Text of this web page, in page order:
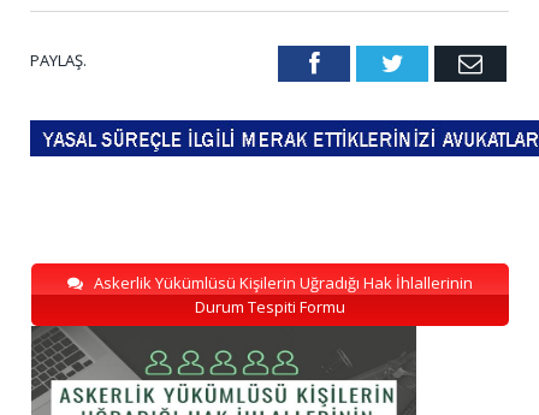
PAYLAŞ. FacebookTwitter Email
Askerlik Yükümlüsü Kişilerin Uğradığı Hak İhlallerinin
Durum Tespiti Formu